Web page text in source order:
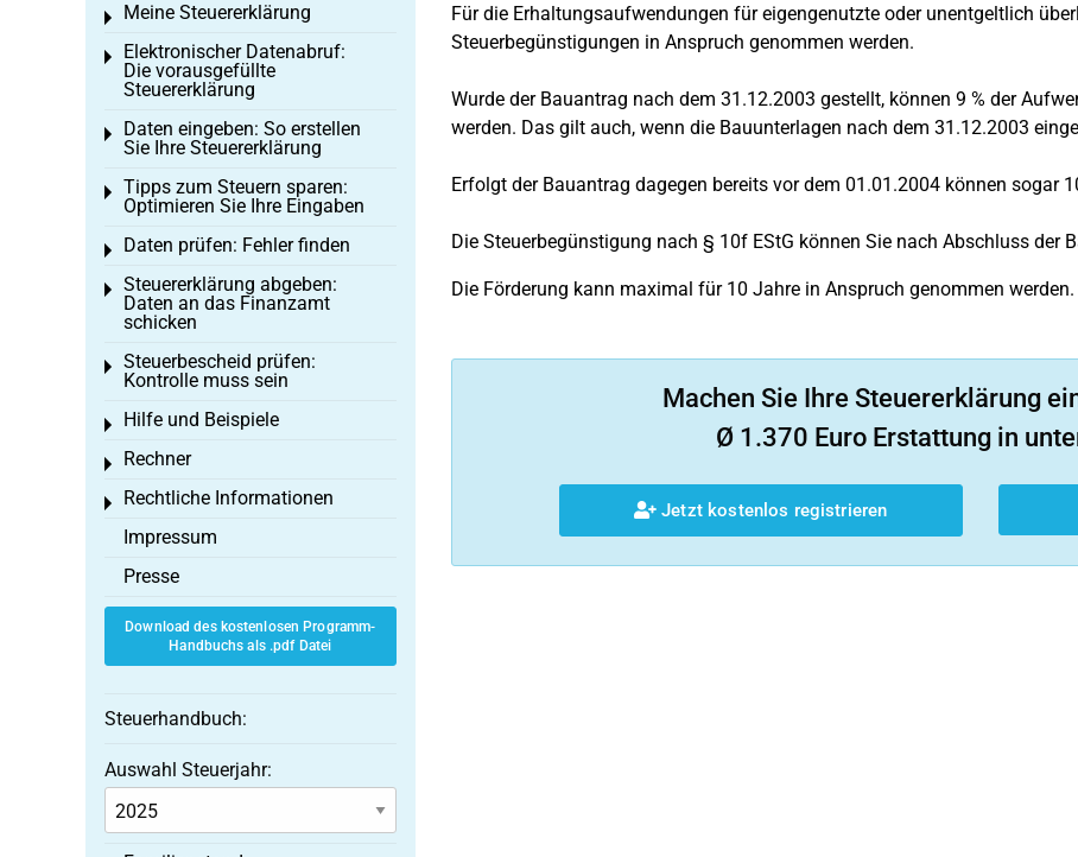
Für die Erhaltungsaufwendungen für eigengenutzte oder unentgeltlich
Steuerbegünstigungen in Anspruch genommen werden.
Wurde der Bauantrag nach dem 31.12.2003 gestellt, können 9 % der
werden. Das gilt auch, wenn die Bauunterlagen nach dem 31.12.2003
Erfolgt der Bauantrag dagegen bereits vor dem 01.01.2004 können sogar
Die Steuerbegünstigung nach § 10f EStG können Sie nach Abschluss der
Die Förderung kann maximal für 10 Jahre in Anspruch genommen werden.
Machen Sie Ihre Steuererklärung
Ø 1.370 Euro Erstattung in
Jetzt kostenlos registrieren
Meine Steuererklärung
Toggle menu
Elektronischer Datenabruf:
Die vorausgefüllte
Steuererklärung
Toggle menu
Daten eingeben: So erstellen
Sie Ihre Steuererklärung
Toggle menu
Tipps zum Steuern sparen:
Optimieren Sie Ihre Eingaben
Toggle menu
Daten prüfen: Fehler finden
Toggle menu
Steuererklärung abgeben:
Daten an das Finanzamt
schicken
Toggle menu
Steuerbescheid prüfen:
Kontrolle muss sein
Toggle menu
Hilfe und Beispiele
Toggle menu
Rechner
Toggle menu
Rechtliche Informationen
Toggle menu
Impressum
Presse
Download des kostenlosen Programm-
Handbuchs als .pdf Datei
Steuerhandbuch:
Auswahl Steuerjahr: